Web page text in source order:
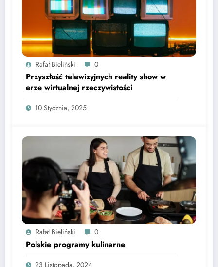
Rafał Bieliński 0
Przyszłość telewizyjnych reality show w
erze wirtualnej rzeczywistości
10 Stycznia, 2025
Rafał Bieliński 0
Polskie programy kulinarne
23 Listopada, 2024